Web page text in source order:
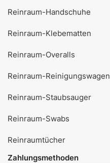
Reinraum-Handschuhe
Reinraum-Klebematten
Reinraum-Overalls
Reinraum-Reinigungswagen
Reinraum-Staubsauger
Reinraum-Swabs
Reinraumtücher
Zahlungsmethoden